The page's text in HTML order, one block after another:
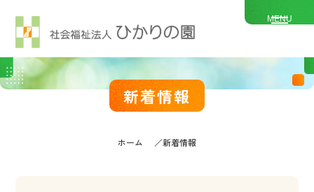
MENU
新着情報
ホーム 新着情報